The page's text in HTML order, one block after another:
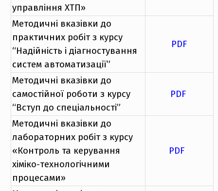
управління ХТП»
Методичні вказівки до
практичних робіт з курсу
“Надійність і діагностування
систем автоматизації”
PDF
Методичні вказівки до
самостійної роботи з курсу
“Вступ до спеціальності”
PDF
Методичні вказівки до
лабораторних робіт з курсу
«Контроль та керування
хіміко-технологічними
процесами»
PDF